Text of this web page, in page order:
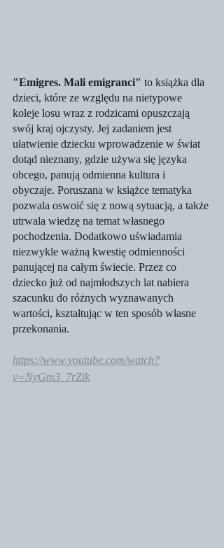
"Emigres. Mali emigranci" to książka dla
dzieci, które ze względu na nietypowe
koleje losu wraz z rodzicami opuszczają
swój kraj ojczysty. Jej zadaniem jest
ułatwienie dziecku wprowadzenie w świat
dotąd nieznany, gdzie używa się języka
obcego, panują odmienna kultura i
obyczaje. Poruszana w książce tematyka
pozwala oswoić się z nową sytuacją, a także
utrwala wiedzę na temat własnego
pochodzenia. Dodatkowo uświadamia
niezwykle ważną kwestię odmienności
panującej na całym świecie. Przez co
dziecko już od najmłodszych lat nabiera
szacunku do różnych wyznawanych
wartości, kształtując w ten sposób własne
przekonania.
https://www.youtube.com/watch?
v=NyGm3_7rZik